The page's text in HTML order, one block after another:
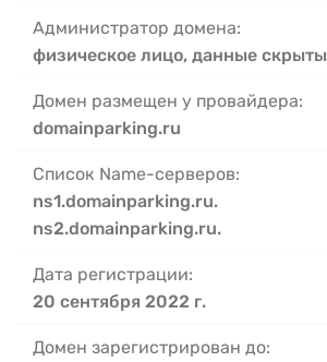
Администратор домена:
физическое лицо, данные скрыты
Домен размещен у провайдера:
domainparking.ru
Список Name-серверов:
ns1.domainparking.ru.
ns2.domainparking.ru.
Дата регистрации:
20 сентября 2022 г.
Домен зарегистрирован до: